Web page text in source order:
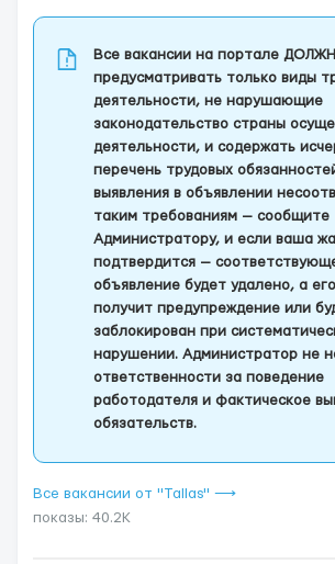
Все вакансии на портале
предусматривать только виды
деятельности, не нарушающие
законодательство страны
деятельности, и содержать
перечень трудовых
выявления в объявлении
таким требованиям — сообщите
Администратору, и если ваша
подтвердится —
объявление будет удалено, а
получит предупреждение или
заблокирован при
нарушении. Администратор не
ответственности за поведение
работодателя и фактическое
обязательств.
Все вакансии от "Tallas" ⟶
показы: 40.2K